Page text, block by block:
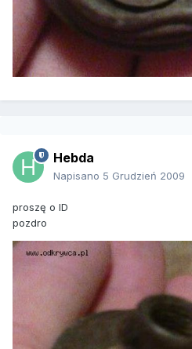
Hebda
Napisano 5 Grudzień 2009
proszę o ID
pozdro